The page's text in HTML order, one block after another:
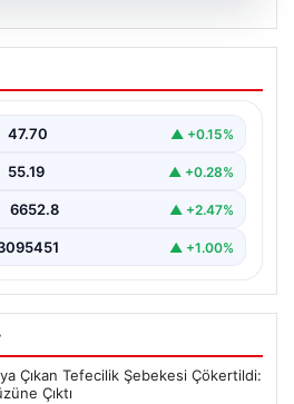
7 Nisan 2026: Altın
kadar oldu?
47.70 ▲ +0.15%
55.19 ▲ +0.28%
6652.8 ▲ +2.47%
▲ +1.00%
Çıkan Tefecilik Şebekesi Çökertildi:
Çıktı